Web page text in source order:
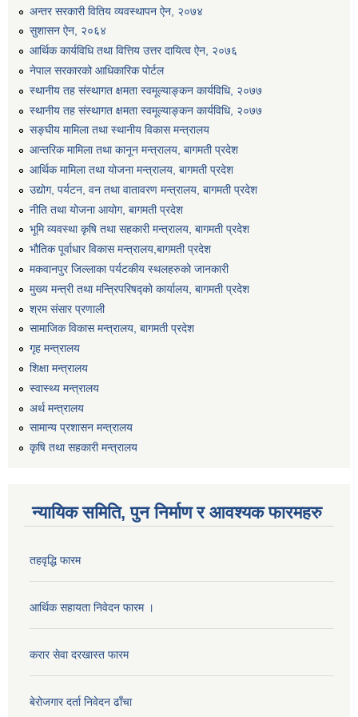
अन्तर सरकारी वितिय व्यवस्थापन ऐन, २०७४
सुशासन ऐन, २०६४
आर्थिक कार्यविधि तथा वित्तिय उत्तर दायित्व ऐन, २०७६
नेपाल सरकारको आधिकारिक पोर्टल
स्थानीय तह संस्थागत क्षमता स्वमूल्याङ्कन कार्यविधि, २०७७
स्थानीय तह संस्थागत क्षमता स्वमूल्याङ्कन कार्यविधि, २०७७
सङ्घीय मामिला तथा स्थानीय विकास मन्त्रालय
आन्तरिक मामिला तथा कानून मन्त्रालय, बागमती प्रदेश
आर्थिक मामिला तथा योजना मन्त्रालय, बागमती प्रदेश
उद्योग, पर्यटन, वन तथा वातावरण मन्त्रालय, बागमती प्रदेश
नीति तथा योजना आयोग, बागमती प्रदेश
भूमि व्यवस्था कृषि तथा सहकारी मन्त्रालय, बागमती प्रदेश
भौतिक पूर्वाधार विकास मन्त्रालय,बागमती प्रदेश
मकवानपुर जिल्लाका पर्यटकीय स्थलहरुको जानकारी
मुख्य मन्त्री तथा मन्त्रिपरिषद्को कार्यालय, बागमती प्रदेश
श्रम संसार प्रणाली
सामाजिक विकास मन्त्रालय, बागमती प्रदेश
गृह मन्त्रालय
शिक्षा मन्त्रालय
स्वास्थ्य मन्त्रालय
अर्थ मन्त्रालय
सामान्य प्रशासन मन्त्रालय
कृषि तथा सहकारी मन्त्रालय
न्यायिक समिति, पुन निर्माण र आवश्यक फारमहरु
तहवृद्धि फारम
आर्थिक सहायता निवेदन फारम ।
करार सेवा दरखास्त फारम
बेरोजगार दर्ता निवेदन ढाँचा